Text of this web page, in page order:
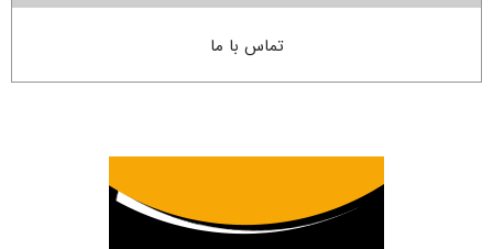
تماس با ما